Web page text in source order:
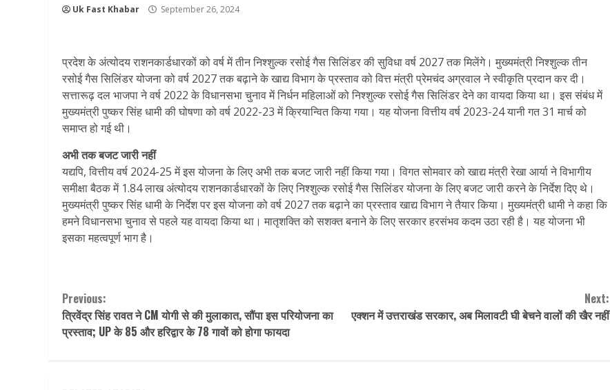
Uk Fast Khabar September 26, 2024
प्रदेश के अंत्योदय राशनकार्डधारकों को वर्ष में तीन निश्शुल्क रसोई गैस सिलिंडर की सुविधा वर्ष 2027 तक मिलेंगे। मुख्यमंत्री निश्शुल्क तीन
रसोई गैस सिलिंडर योजना को वर्ष 2027 तक बढ़ाने के खाद्य विभाग के प्रस्ताव को वित्त मंत्री प्रेमचंद अग्रवाल ने स्वीकृति प्रदान कर दी।
सत्तारूढ़ दल भाजपा ने वर्ष 2022 के विधानसभा चुनाव में निर्धन महिलाओं को निश्शुल्क रसोई गैस सिलिंडर देने का वायदा किया था। इस संबंध में
मुख्यमंत्री पुष्कर सिंह धामी की घोषणा को वर्ष 2022-23 में क्रियान्वित किया गया। यह योजना वित्तीय वर्ष 2023-24 यानी गत 31 मार्च को
समाप्त हो गई थी।
अभी तक बजट जारी नहीं
यद्यपि, वित्तीय वर्ष 2024-25 में इस योजना के लिए अभी तक बजट जारी नहीं किया गया। विगत सोमवार को खाद्य मंत्री रेखा आर्या ने विभागीय
समीक्षा बैठक में 1.84 लाख अंत्योदय राशनकार्डधारकों के लिए निश्शुल्क रसोई गैस सिलिंडर योजना के लिए बजट जारी करने के निर्देश दिए थे।
मुख्यमंत्री पुष्कर सिंह धामी के निर्देश पर इस योजना को वर्ष 2027 तक बढ़ाने का प्रस्ताव खाद्य विभाग ने तैयार किया। मुख्यमंत्री धामी ने कहा कि
हमने विधानसभा चुनाव से पहले यह वायदा किया था। मातृशक्ति को सशक्त बनाने के लिए सरकार हरसंभव कदम उठा रही है। यह योजना भी
इसका महत्वपूर्ण भाग है।
Continue
Reading
Previous:
त्रिवेंद्र सिंह रावत ने CM योगी से की मुलाकात, सौंपा इस परियोजना का
प्रस्ताव; UP के 85 और हरिद्वार के 78 गावों को होगा फायदा
Next:
एक्शन में उत्तराखंड सरकार, अब मिलावटी घी बेचने वालों की खैर नहीं